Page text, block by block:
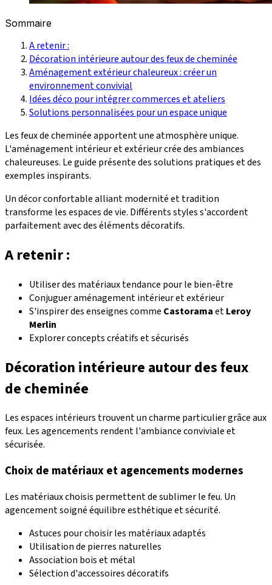
Sommaire
A retenir :
Décoration intérieure autour des feux de cheminée
Aménagement extérieur chaleureux : créer un
environnement convivial
Idées déco pour intégrer commerces et ateliers
Solutions personnalisées pour un espace unique
Les feux de cheminée apportent une atmosphère unique.
L'aménagement intérieur et extérieur crée des ambiances
chaleureuses. Le guide présente des solutions pratiques et des
exemples inspirants.
Un décor confortable alliant modernité et tradition
transforme les espaces de vie. Différents styles s'accordent
parfaitement avec des éléments décoratifs.
A retenir :
Utiliser des matériaux tendance pour le bien-être
Conjuguer aménagement intérieur et extérieur
S'inspirer des enseignes comme CastoramaetLeroy
Merlin
Explorer concepts créatifs et sécurisés
Décoration intérieure autour des feux
de cheminée
Les espaces intérieurs trouvent un charme particulier grâce aux
feux. Les agencements rendent l'ambiance conviviale et
sécurisée.
Choix de matériaux et agencements modernes
Les matériaux choisis permettent de sublimer le feu. Un
agencement soigné équilibre esthétique et sécurité.
Astuces pour choisir les matériaux adaptés
Utilisation de pierres naturelles
Association bois et métal
Sélection d'accessoires décoratifs